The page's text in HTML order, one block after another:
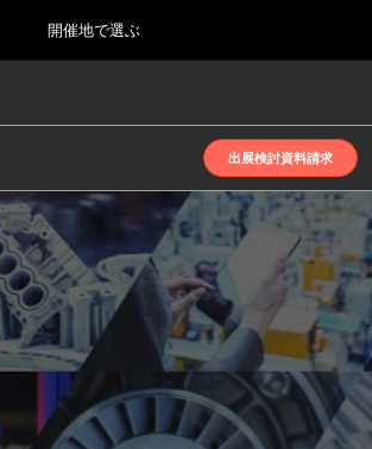
開催地で選ぶ
名古屋展(4月)
2027年04月07日
ポートメッセなごや | Port Messe Nagoya
東京展(6月)
2027年06月16日
東京ビッグサイト | Tokyo Big Sight
大阪展(10月)
ー
ナ
ビ
ー
シ
ョ
ン
を
た
た
出展検討資料請求